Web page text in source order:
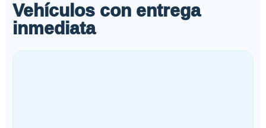
Vehículos con entrega
inmediata